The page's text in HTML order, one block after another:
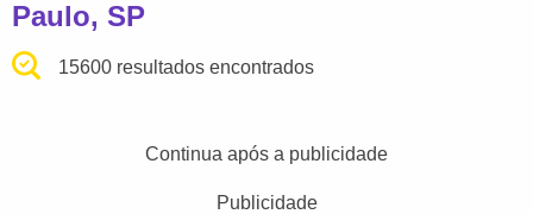
Paulo, SP
15600 resultados encontrados
Continua após a publicidade
Publicidade